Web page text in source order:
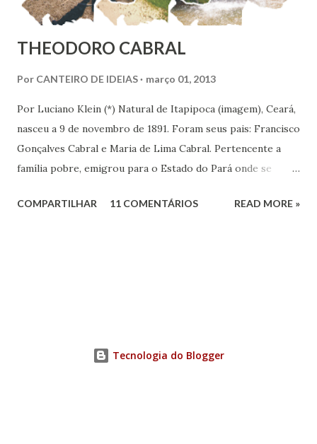
THEODORO CABRAL
Por CANTEIRO DE IDEIAS março 01, 2013
Por Luciano Klein (*) Natural de Itapipoca (imagem), Ceará,
nasceu a 9 de novembro de 1891. Foram seus pais: Francisco
Gonçalves Cabral e Maria de Lima Cabral. Pertencente a
família pobre, emigrou para o Estado do Pará onde se
nos estudos, adquiriu conhecimentos gerais, notadamente
COMPARTILHAR 11 COMENTÁRIOS READ MORE »
Tecnologia do Blogger